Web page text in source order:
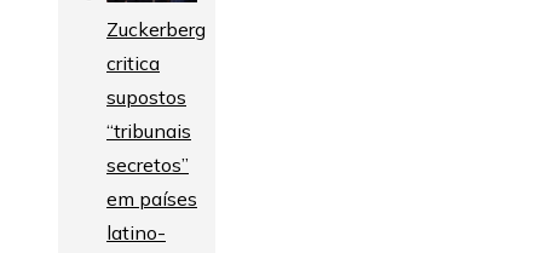
Zuckerberg
critica
supostos
“tribunais
secretos”
em países
latino-